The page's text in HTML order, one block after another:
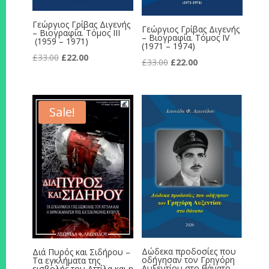
Γεώργιος Γρίβας Διγενής
– Βιογραφία. Τόμος ΙΙΙ
(1959 – 1971)
£33.00 Original
£33.00.
£22.00Current
£22.00.
Γεώργιος Γρίβας Διγενής
– Βιογραφία. Τόμος ΙV
(1971 – 1974)
£33.00 Original
was:
£33.00.
£22.00Current
is:
£22.00.
Sale!
Διά Πυρός και Σιδήρου –
Τα εγκλήματα της
Δώδεκα προδοσίες που
οδήγησαν τον Γρηγόρη